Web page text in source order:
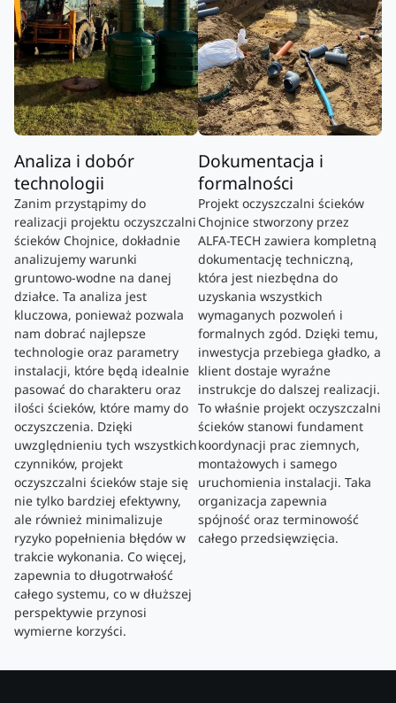
Analiza i dobór
technologii
Zanim przystąpimy do
realizacji projektu oczyszczalni
ścieków Chojnice, dokładnie
analizujemy warunki
gruntowo-wodne na danej
działce. Ta analiza jest
kluczowa, ponieważ pozwala
nam dobrać najlepsze
technologie oraz parametry
instalacji, które będą idealnie
pasować do charakteru oraz
ilości ścieków, które mamy do
oczyszczenia. Dzięki
uwzględnieniu tych wszystkich
czynników, projekt
oczyszczalni ścieków staje się
nie tylko bardziej efektywny,
ale również minimalizuje
ryzyko popełnienia błędów w
trakcie wykonania. Co więcej,
zapewnia to długotrwałość
całego systemu, co w dłuższej
perspektywie przynosi
wymierne korzyści.
Dokumentacja i
formalności
Projekt oczyszczalni ścieków
Chojnice stworzony przez
ALFA-TECH zawiera kompletną
dokumentację techniczną,
która jest niezbędna do
uzyskania wszystkich
wymaganych pozwoleń i
formalnych zgód. Dzięki temu,
inwestycja przebiega gładko, a
klient dostaje wyraźne
instrukcje do dalszej realizacji.
To właśnie projekt oczyszczalni
ścieków stanowi fundament
koordynacji prac ziemnych,
montażowych i samego
uruchomienia instalacji. Taka
organizacja zapewnia
spójność oraz terminowość
całego przedsięwzięcia.